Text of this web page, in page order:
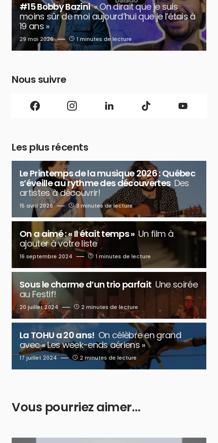
#15 Bobby Bazini « On dirait que je suis
moins sûr de moi aujourd’hui que je l’étais à
19 ans »
29 mai 2026 1 minutes de lecture
Nous suivre
Les plus récents
Le Printemps de la musique 2026 : Québec
s’éveille au rythme des découvertes Des
artistes à découvrir!
15 avril 2026 3 minutes de lecture
On a aimé : « Il était temps » Un film à
ajouter à votre liste
16 septembre 2024 1 minutes de lecture
Sous le charme d’un trio parfait Une soirée
au Festif!
20 juillet 2024 2 minutes de lecture
La TOHU a 20 ans! On célèbre en grand
avec « Les week-ends aériens »
17 juillet 2024 2 minutes de lecture
Vous pourriez aimer…